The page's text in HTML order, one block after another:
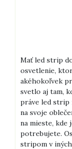
Mať led strip
osvetlenie,
akéhokoľvek
svetlo aj tam,
práve led strip
na svoje
na mieste, kde
potrebujete.
stripom v